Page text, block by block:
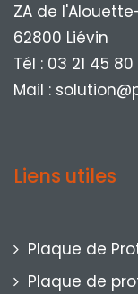
ZA de
62800 Liévin
Tél : 03 21 45
Mail :
Liens utiles
Plaque de
Plaque de